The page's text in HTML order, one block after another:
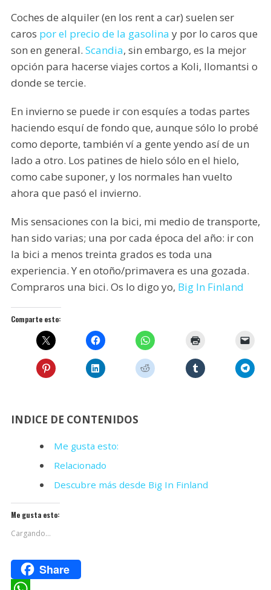
Coches de alquiler (en los rent a car) suelen ser
caros por el precio de la gasolina y por lo caros que
son en general. Scandia, sin embargo, es la mejor
opción para hacerse viajes cortos a Koli, Ilomantsi o
donde se tercie.
En invierno se puede ir con esquíes a todas partes
haciendo esquí de fondo que, aunque sólo lo probé
como deporte, también ví a gente yendo así de un
lado a otro. Los patines de hielo sólo en el hielo,
como cabe suponer, y los normales han vuelto
ahora que pasó el invierno.
Mis sensaciones con la bici, mi medio de transporte,
han sido varias; una por cada época del año: ir con
la bici a menos treinta grados es toda una
experiencia. Y en otoño/primavera es una gozada.
Compraros una bici. Os lo digo yo, Big In Finland
Comparte esto:
INDICE DE CONTENIDOS
Me gusta esto:
Relacionado
Descubre más desde Big In Finland
Me gusta esto:
Cargando...
Share